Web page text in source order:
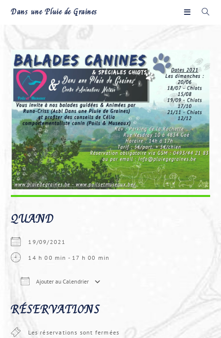
Skip
content
Dans une Pluie de Graines
QUAND
19/09/2021
14 h 00 min - 17 h 00 min
Ajouter au Calendrier
RÉSERVATIONS
Les réservations sont fermées